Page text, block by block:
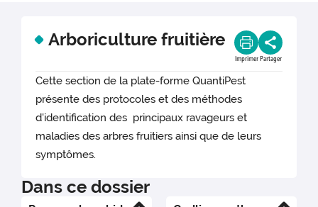
Arboriculture fruitière
Imprimer Partager
Cette section de la plate-forme QuantiPest
présente des protocoles et des méthodes
d'identification des principaux ravageurs et
maladies des arbres fruitiers ainsi que de leurs
symptômes.
Dans ce dossier